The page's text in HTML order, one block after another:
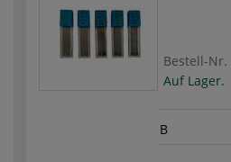
Bestell-Nr.
Auf Lager.
B